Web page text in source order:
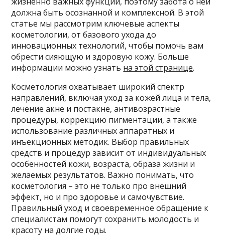
должна быть осознанной и комплексной. В этой
статье мы рассмотрим ключевые аспекты
косметологии, от базового ухода до
инновационных технологий, чтобы помочь вам
обрести сияющую и здоровую кожу. Больше
информации можно узнать на этой странице.
Косметология охватывает широкий спектр
направлений, включая уход за кожей лица и тела,
лечение акне и постакне, антивозрастные
процедуры, коррекцию пигментации, а также
использование различных аппаратных и
инъекционных методик. Выбор правильных
средств и процедур зависит от индивидуальных
особенностей кожи, возраста, образа жизни и
желаемых результатов. Важно понимать, что
косметология – это не только про внешний
эффект, но и про здоровье и самочувствие.
Правильный уход и своевременное обращение к
специалистам помогут сохранить молодость и
красоту на долгие годы.